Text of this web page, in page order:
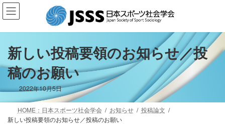
コ
ン
ス
ッ
ナ
ビ
ン
移
新しい投稿要領のお知らせ／投
稿のお願い
2022年10月5日
HOME：日本スポーツ社会学会 お知らせ
投稿論文
新しい投稿要領のお知らせ／投稿のお願い